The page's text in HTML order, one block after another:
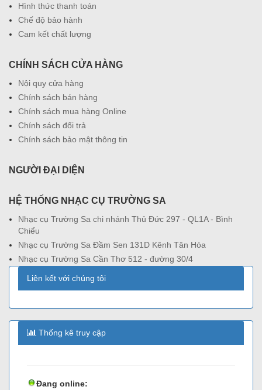
Hình thức thanh toán
Chế độ bảo hành
Cam kết chất lượng
CHÍNH SÁCH CỬA HÀNG
Nội quy cửa hàng
Chính sách bán hàng
Chính sách mua hàng Online
Chính sách đổi trả
Chính sách bảo mật thông tin
NGƯỜI ĐẠI DIỆN
HỆ THỐNG NHẠC CỤ TRƯỜNG SA
Nhạc cụ Trường Sa chi nhánh Thủ Đức 297 - QL1A - Bình
Chiểu
Nhạc cụ Trường Sa Đầm Sen 131D Kênh Tân Hóa
Nhạc cụ Trường Sa Cần Thơ 512 - đường 30/4
Liên kết với chúng tôi
Thống kê truy cập
Đang online: